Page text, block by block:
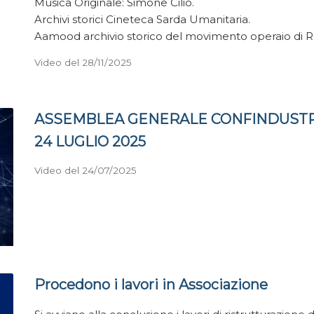
Musica Originale: Simone Cilio.
Archivi storici Cineteca Sarda Umanitaria.
Aamood archivio storico del movimento operaio di
Video del 28/11/2025
ASSEMBLEA GENERALE
24 LUGLIO 2025
Video del 24/07/2025
Procedono i lavori in Associazione